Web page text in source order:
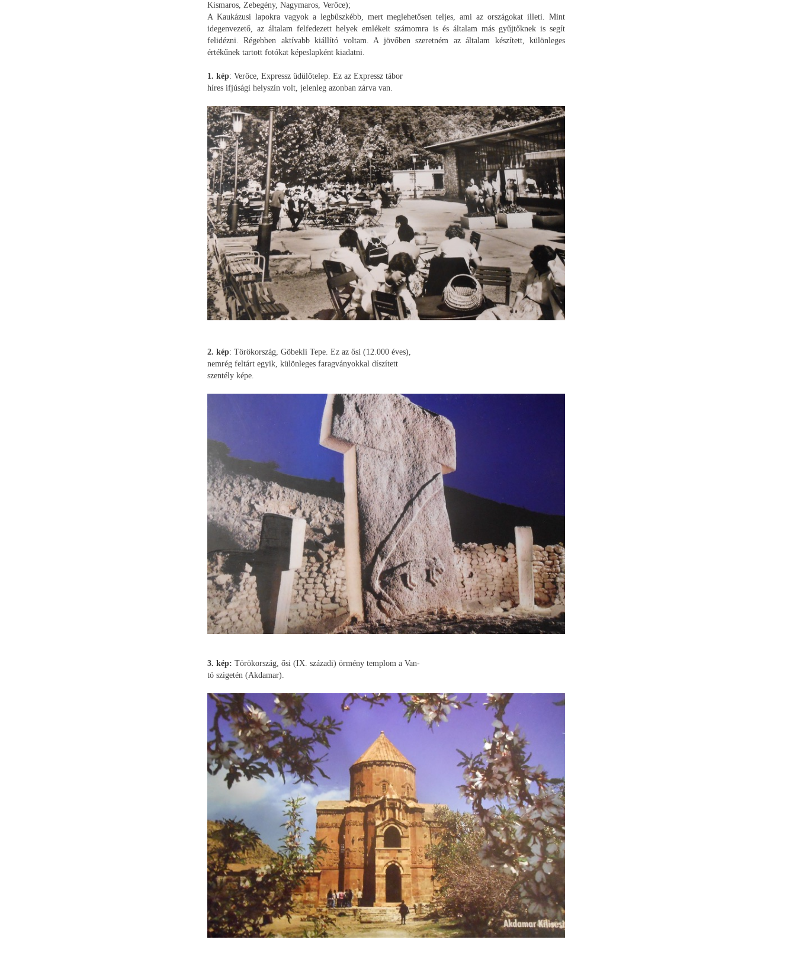
Kismaros, Zebegény, Nagymaros, Verőce);
A Kaukázusi lapokra vagyok a legbűszkébb, mert meglehetősen teljes, ami az országokat illeti. Mint
idegenvezető, az általam felfedezett helyek emlékeit számomra is és általam más gyűjtőknek is segít
felidézni. Régebben aktívabb kiállító voltam. A jövőben szeretném az általam készített, különleges
értékűnek tartott fotókat képeslapként kiadatni.
1. kép: Verőce, Expressz üdülőtelep. Ez az Expressz tábor
híres ifjúsági helyszín volt, jelenleg azonban zárva van.
2. kép: Törökország, Göbekli Tepe. Ez az ősi (12.000 éves),
nemrég feltárt egyik, különleges faragványokkal díszített
szentély képe.
3. kép: Törökország, ősi (IX. századi) örmény templom a Van-
tó szigetén (Akdamar).